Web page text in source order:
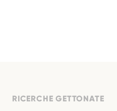
RICERCHE GETTONATE